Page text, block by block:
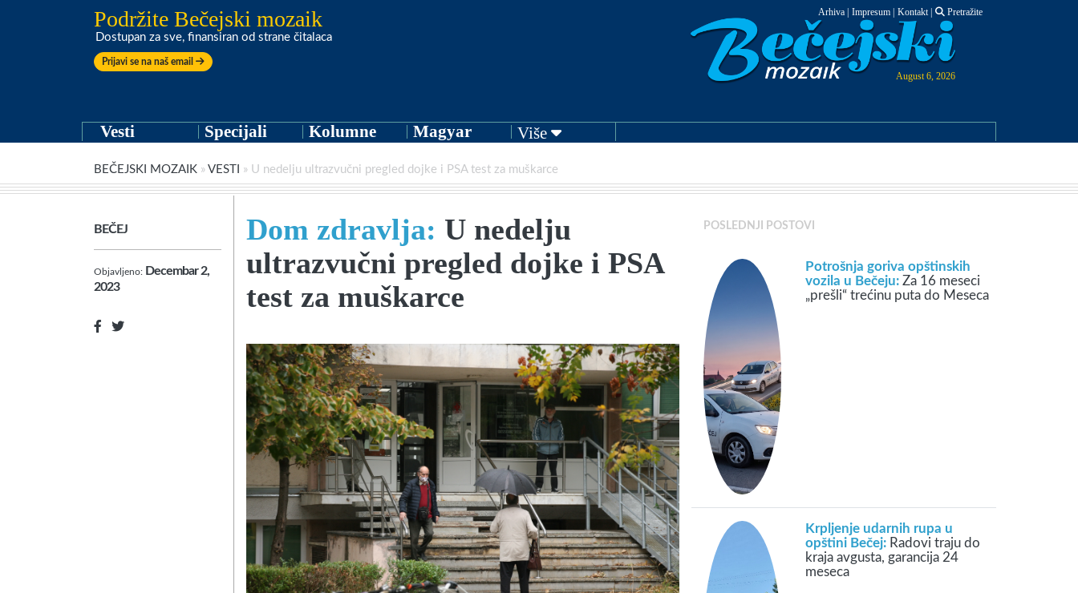
Podržite Bečejski mozaik
Dostupan za sve, finansiran od strane čitalaca
Prijavi se na naš email
Arhiva Impresum Kontakt| Pretražite
August 6, 2026
Vesti Specijali Kolumne Magyar Više
BEČEJSKI MOZAIK » VESTI » U nedelju ultrazvučni pregled dojke i PSA test za muškarce
BEČEJ
Objavljeno: Decembar 2,
2023
Dom zdravlja: U nedelju
ultrazvučni pregled dojke i PSA
test za muškarce
POSLEDNJI POSTOVI
Potrošnja goriva opštinskih
vozila u Bečeju: Za 16 meseci
„prešli“ trećinu puta do Meseca
Krpljenje udarnih rupa u
opštini Bečej: Radovi traju do
kraja avgusta, garancija 24
meseca